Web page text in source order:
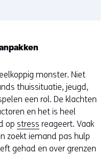
monster. Niet
thuissituatie, jeugd,
een rol. De klachten
en het is heel
op stress reageert. Vaak
zoekt iemand pas hulp
gehad en over grenzen